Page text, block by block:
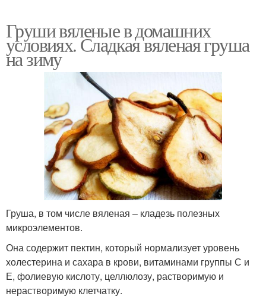
Груши вяленые в домашних
условиях. Сладкая вяленая груша
на зиму
Груша, в том числе вяленая – кладезь полезных
микроэлементов.
Она содержит пектин, который нормализует уровень
холестерина и сахара в крови, витаминами группы С и
Е, фолиевую кислоту, целлюлозу, растворимую и
нерастворимую клетчатку.